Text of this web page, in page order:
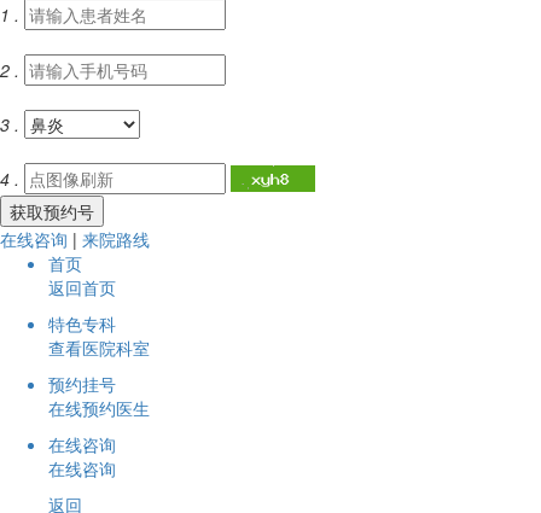
1 .
2 .
3 .
4 .
在线咨询 | 来院路线
首页
返回首页
特色专科
查看医院科室
预约挂号
在线预约医生
在线咨询
在线咨询
返回